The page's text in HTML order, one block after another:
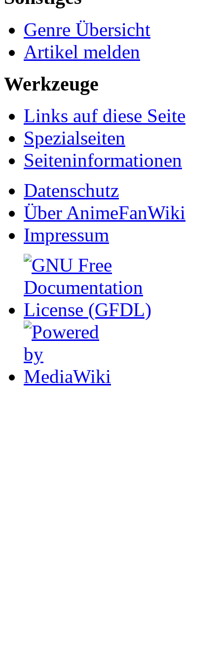
Genre Übersicht
Artikel melden
Werkzeuge
Links auf diese Seite
Spezialseiten
Seiten­informationen
Datenschutz
Über AnimeFanWiki
Impressum